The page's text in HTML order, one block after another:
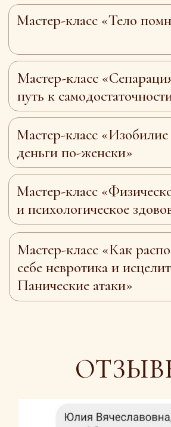
ЕЛЕНА СИДОРОВА